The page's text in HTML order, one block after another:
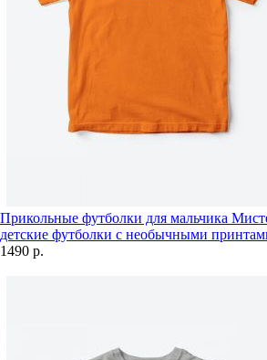
Прикольные футболки для мальчика
детские футболки с необычными
1490 р.